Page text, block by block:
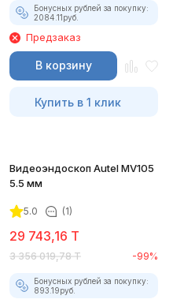
Бонусных рублей за покупку:
2084.11руб.
Предзаказ
В корзину
Купить в 1 клик
Видеоэндоскоп Autel MV105
5.5 мм
5.0 (1)
29 743,16 T
3 356 019,78 T -99%
Бонусных рублей за покупку:
893.19руб.